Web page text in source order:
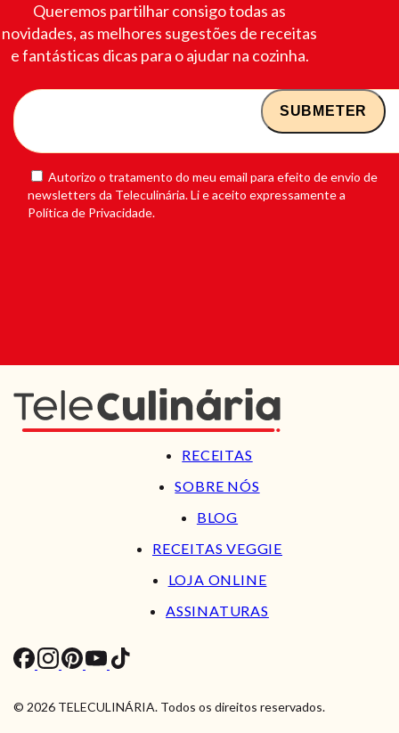
Queremos partilhar consigo todas as
novidades, as melhores sugestões de receitas
e fantásticas dicas para o ajudar na cozinha.
Autorizo o tratamento do meu email para efeito de envio de
newsletters da Teleculinária. Li e aceito expressamente a
Política de Privacidade.
RECEITAS
SOBRE NÓS
BLOG
RECEITAS VEGGIE
LOJA ONLINE
ASSINATURAS
© 2026 TELECULINÁRIA. Todos os direitos reservados.